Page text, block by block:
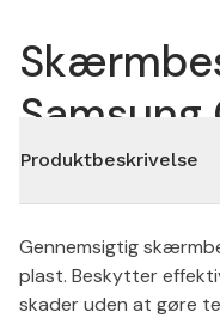
Samsung
Produktbeskrivelse
Gennemsigtig
plast. Beskytter
skader uden at gøre